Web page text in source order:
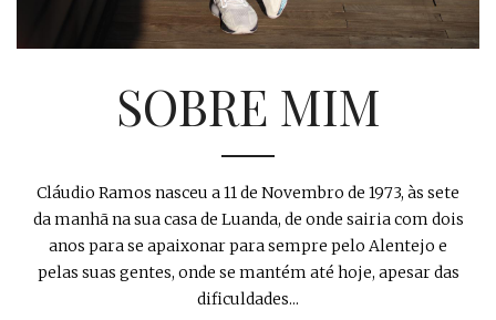
SOBRE MIM
Cláudio Ramos nasceu a 11 de Novembro de 1973, às sete
da manhã na sua casa de Luanda, de onde sairia com dois
anos para se apaixonar para sempre pelo Alentejo e
pelas suas gentes, onde se mantém até hoje, apesar das
dificuldades...